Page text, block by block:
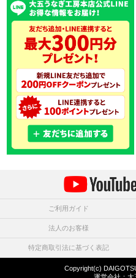
ご利用ガイド
法人のお客様
特定商取引法に基づく表記
Copyright(c)